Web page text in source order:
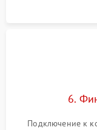
6.
Подключение к